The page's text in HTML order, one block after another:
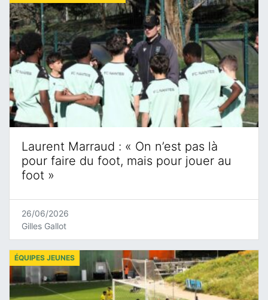
Laurent Marraud : « On n’est pas là
pour faire du foot, mais pour jouer au
foot »
26/06/2026
Gilles Gallot
ÉQUIPES JEUNES